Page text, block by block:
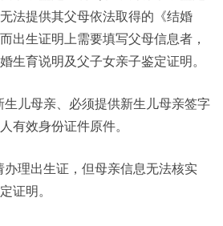
法提供其父母依法取得的《结婚
出生证明上需要填写父母信息者，
生育说明及父子女亲子鉴定证明。
生儿母亲、必须提供新生儿母亲签字
有效身份证件原件。
办理出生证，但母亲信息无法核实
证明。